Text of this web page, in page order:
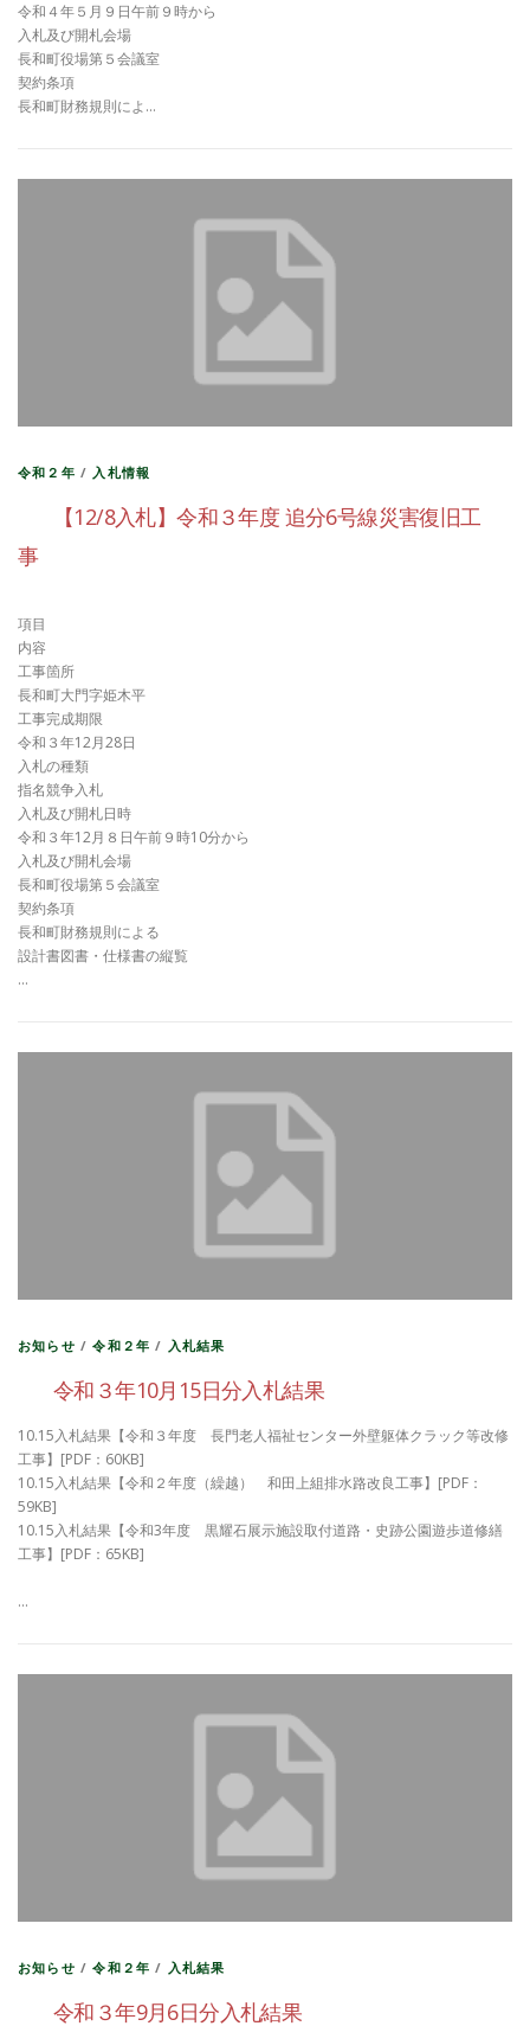
令和４年５月９日午前９時から
入札及び開札会場
長和町役場第５会議室
契約条項
長和町財務規則によ…
令和２年 / 入札情報
【12/8入札】令和３年度 追分6号線災害復旧工
事
項目
内容
工事箇所
長和町大門字姫木平
工事完成期限
令和３年12月28日
入札の種類
指名競争入札
入札及び開札日時
令和３年12月８日午前９時10分から
入札及び開札会場
長和町役場第５会議室
契約条項
長和町財務規則による
設計書図書・仕様書の縦覧
…
お知らせ /令和２年 / 入札結果
令和３年10月15日分入札結果
10.15入札結果【令和３年度 長門老人福祉センター外壁躯体クラック等改修
工事】[PDF：60KB]
10.15入札結果【令和２年度（繰越） 和田上組排水路改良工事】[PDF：
59KB]
10.15入札結果【令和3年度 黒耀石展示施設取付道路・史跡公園遊歩道修繕
工事】[PDF：65KB]
…
お知らせ /令和２年 / 入札結果
令和３年9月6日分入札結果